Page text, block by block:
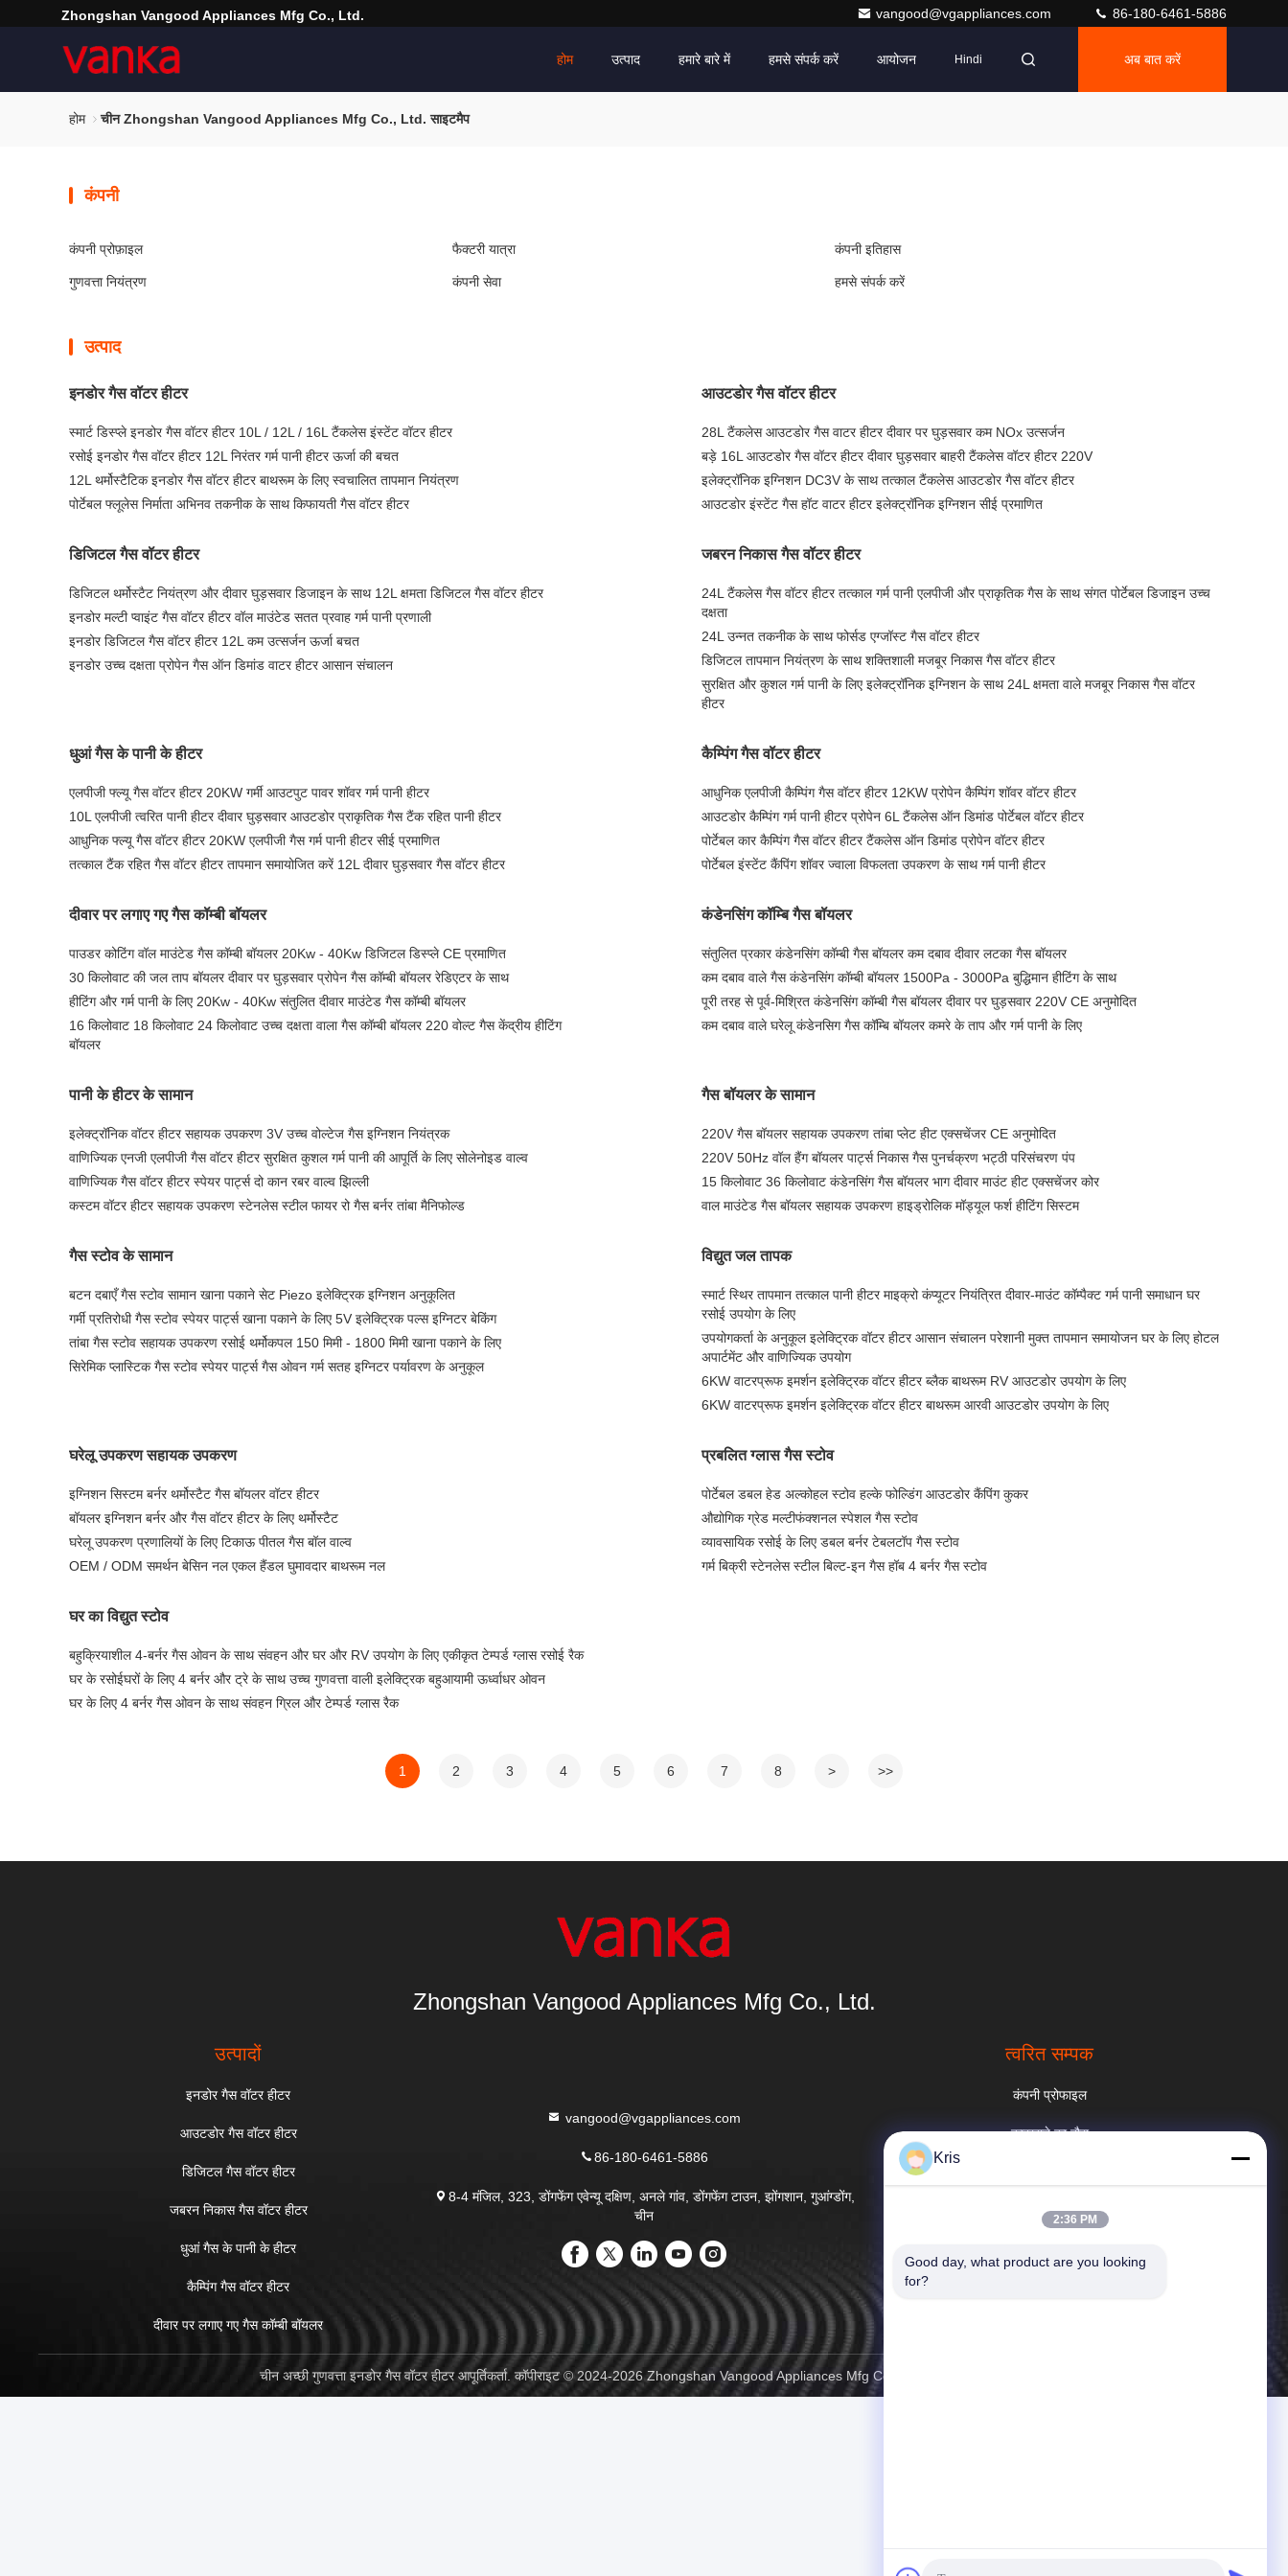
Zhongshan Vangood Appliances Mfg Co., Ltd. vangood@vgappliances.com 86-180-6461-5886
होम उत्पाद हमारे बारे में हमसे संपर्क करें आयोजन Hindi अब बात करें
होम चीन Zhongshan Vangood Appliances Mfg Co., Ltd. साइटमैप
कंपनी
कंपनी प्रोफ़ाइल फैक्टरी यात्रा कंपनी इतिहास
गुणवत्ता नियंत्रण कंपनी सेवा हमसे संपर्क करें
उत्पाद
इनडोर गैस वॉटर हीटर
स्मार्ट डिस्प्ले इनडोर गैस वॉटर हीटर 10L / 12L / 16L टैंकलेस इंस्टेंट वॉटर हीटर
रसोई इनडोर गैस वॉटर हीटर 12L निरंतर गर्म पानी हीटर ऊर्जा की बचत
12L थर्मोस्टैटिक इनडोर गैस वॉटर हीटर बाथरूम के लिए स्वचालित तापमान नियंत्रण
पोर्टेबल फ्लूलेस निर्माता अभिनव तकनीक के साथ किफायती गैस वॉटर हीटर
आउटडोर गैस वॉटर हीटर
28L टैंकलेस आउटडोर गैस वाटर हीटर दीवार पर घुड़सवार कम NOx उत्सर्जन
बड़े 16L आउटडोर गैस वॉटर हीटर दीवार घुड़सवार बाहरी टैंकलेस वॉटर हीटर 220V
इलेक्ट्रॉनिक इग्निशन DC3V के साथ तत्काल टैंकलेस आउटडोर गैस वॉटर हीटर
आउटडोर इंस्टेंट गैस हॉट वाटर हीटर इलेक्ट्रॉनिक इग्निशन सीई प्रमाणित
डिजिटल गैस वॉटर हीटर
डिजिटल थर्मोस्टैट नियंत्रण और दीवार घुड़सवार डिजाइन के साथ 12L क्षमता डिजिटल गैस वॉटर हीटर
इनडोर मल्टी प्वाइंट गैस वॉटर हीटर वॉल माउंटेड सतत प्रवाह गर्म पानी प्रणाली
इनडोर डिजिटल गैस वॉटर हीटर 12L कम उत्सर्जन ऊर्जा बचत
इनडोर उच्च दक्षता प्रोपेन गैस ऑन डिमांड वाटर हीटर आसान संचालन
जबरन निकास गैस वॉटर हीटर
24L टैंकलेस गैस वॉटर हीटर तत्काल गर्म पानी एलपीजी और प्राकृतिक गैस के साथ संगत पोर्टेबल डिजाइन उच्च
दक्षता
24L उन्नत तकनीक के साथ फोर्सड एग्जॉस्ट गैस वॉटर हीटर
डिजिटल तापमान नियंत्रण के साथ शक्तिशाली मजबूर निकास गैस वॉटर हीटर
सुरक्षित और कुशल गर्म पानी के लिए इलेक्ट्रॉनिक इग्निशन के साथ 24L क्षमता वाले मजबूर निकास गैस वॉटर
हीटर
धुआं गैस के पानी के हीटर
एलपीजी फ्ल्यू गैस वॉटर हीटर 20KW गर्मी आउटपुट पावर शॉवर गर्म पानी हीटर
10L एलपीजी त्वरित पानी हीटर दीवार घुड़सवार आउटडोर प्राकृतिक गैस टैंक रहित पानी हीटर
आधुनिक फ्ल्यू गैस वॉटर हीटर 20KW एलपीजी गैस गर्म पानी हीटर सीई प्रमाणित
तत्काल टैंक रहित गैस वॉटर हीटर तापमान समायोजित करें 12L दीवार घुड़सवार गैस वॉटर हीटर
कैम्पिंग गैस वॉटर हीटर
आधुनिक एलपीजी कैम्पिंग गैस वॉटर हीटर 12KW प्रोपेन कैम्पिंग शॉवर वॉटर हीटर
आउटडोर कैम्पिंग गर्म पानी हीटर प्रोपेन 6L टैंकलेस ऑन डिमांड पोर्टेबल वॉटर हीटर
पोर्टेबल कार कैम्पिंग गैस वॉटर हीटर टैंकलेस ऑन डिमांड प्रोपेन वॉटर हीटर
पोर्टेबल इंस्टेंट कैंपिंग शॉवर ज्वाला विफलता उपकरण के साथ गर्म पानी हीटर
दीवार पर लगाए गए गैस कॉम्बी बॉयलर
पाउडर कोटिंग वॉल माउंटेड गैस कॉम्बी बॉयलर 20Kw - 40Kw डिजिटल डिस्प्ले CE प्रमाणित
30 किलोवाट की जल ताप बॉयलर दीवार पर घुड़सवार प्रोपेन गैस कॉम्बी बॉयलर रेडिएटर के साथ
हीटिंग और गर्म पानी के लिए 20Kw - 40Kw संतुलित दीवार माउंटेड गैस कॉम्बी बॉयलर
16 किलोवाट 18 किलोवाट 24 किलोवाट उच्च दक्षता वाला गैस कॉम्बी बॉयलर 220 वोल्ट गैस केंद्रीय हीटिंग
बॉयलर
कंडेनसिंग कॉम्बि गैस बॉयलर
संतुलित प्रकार कंडेनसिंग कॉम्बी गैस बॉयलर कम दबाव दीवार लटका गैस बॉयलर
कम दबाव वाले गैस कंडेनसिंग कॉम्बी बॉयलर 1500Pa - 3000Pa बुद्धिमान हीटिंग के साथ
पूरी तरह से पूर्व-मिश्रित कंडेनसिंग कॉम्बी गैस बॉयलर दीवार पर घुड़सवार 220V CE अनुमोदित
कम दबाव वाले घरेलू कंडेनसिग गैस कॉम्बि बॉयलर कमरे के ताप और गर्म पानी के लिए
पानी के हीटर के सामान
इलेक्ट्रॉनिक वॉटर हीटर सहायक उपकरण 3V उच्च वोल्टेज गैस इग्निशन नियंत्रक
वाणिज्यिक एनजी एलपीजी गैस वॉटर हीटर सुरक्षित कुशल गर्म पानी की आपूर्ति के लिए सोलेनोइड वाल्व
वाणिज्यिक गैस वॉटर हीटर स्पेयर पार्ट्स दो कान रबर वाल्व झिल्ली
कस्टम वॉटर हीटर सहायक उपकरण स्टेनलेस स्टील फायर रो गैस बर्नर तांबा मैनिफोल्ड
गैस बॉयलर के सामान
220V गैस बॉयलर सहायक उपकरण तांबा प्लेट हीट एक्सचेंजर CE अनुमोदित
220V 50Hz वॉल हैंग बॉयलर पार्ट्स निकास गैस पुनर्चक्रण भट्ठी परिसंचरण पंप
15 किलोवाट 36 किलोवाट कंडेनसिंग गैस बॉयलर भाग दीवार माउंट हीट एक्सचेंजर कोर
वाल माउंटेड गैस बॉयलर सहायक उपकरण हाइड्रोलिक मॉड्यूल फर्श हीटिंग सिस्टम
गैस स्टोव के सामान
बटन दबाएँ गैस स्टोव सामान खाना पकाने सेट Piezo इलेक्ट्रिक इग्निशन अनुकूलित
गर्मी प्रतिरोधी गैस स्टोव स्पेयर पार्ट्स खाना पकाने के लिए 5V इलेक्ट्रिक पल्स इग्निटर बेकिंग
तांबा गैस स्टोव सहायक उपकरण रसोई थर्मोकपल 150 मिमी - 1800 मिमी खाना पकाने के लिए
सिरेमिक प्लास्टिक गैस स्टोव स्पेयर पार्ट्स गैस ओवन गर्म सतह इग्निटर पर्यावरण के अनुकूल
विद्युत जल तापक
स्मार्ट स्थिर तापमान तत्काल पानी हीटर माइक्रो कंप्यूटर नियंत्रित दीवार-माउंट कॉम्पैक्ट गर्म पानी समाधान घर
रसोई उपयोग के लिए
उपयोगकर्ता के अनुकूल इलेक्ट्रिक वॉटर हीटर आसान संचालन परेशानी मुक्त तापमान समायोजन घर के लिए होटल
अपार्टमेंट और वाणिज्यिक उपयोग
6KW वाटरप्रूफ इमर्शन इलेक्ट्रिक वॉटर हीटर ब्लैक बाथरूम RV आउटडोर उपयोग के लिए
6KW वाटरप्रूफ इमर्शन इलेक्ट्रिक वॉटर हीटर बाथरूम आरवी आउटडोर उपयोग के लिए
घरेलू उपकरण सहायक उपकरण
इग्निशन सिस्टम बर्नर थर्मोस्टैट गैस बॉयलर वॉटर हीटर
बॉयलर इग्निशन बर्नर और गैस वॉटर हीटर के लिए थर्मोस्टैट
घरेलू उपकरण प्रणालियों के लिए टिकाऊ पीतल गैस बॉल वाल्व
OEM / ODM समर्थन बेसिन नल एकल हैंडल घुमावदार बाथरूम नल
प्रबलित ग्लास गैस स्टोव
पोर्टेबल डबल हेड अल्कोहल स्टोव हल्के फोल्डिंग आउटडोर कैंपिंग कुकर
औद्योगिक ग्रेड मल्टीफंक्शनल स्पेशल गैस स्टोव
व्यावसायिक रसोई के लिए डबल बर्नर टेबलटॉप गैस स्टोव
गर्म बिक्री स्टेनलेस स्टील बिल्ट-इन गैस हॉब 4 बर्नर गैस स्टोव
घर का विद्युत स्टोव
बहुक्रियाशील 4-बर्नर गैस ओवन के साथ संवहन और घर और RV उपयोग के लिए एकीकृत टेम्पर्ड ग्लास रसोई रैक
घर के रसोईघरों के लिए 4 बर्नर और ट्रे के साथ उच्च गुणवत्ता वाली इलेक्ट्रिक बहुआयामी ऊर्ध्वाधर ओवन
घर के लिए 4 बर्नर गैस ओवन के साथ संवहन ग्रिल और टेम्पर्ड ग्लास रैक
1 2 3 4 5 6 7 8 > >>
Zhongshan Vangood Appliances Mfg Co., Ltd.
उत्पादों
इनडोर गैस वॉटर हीटर
आउटडोर गैस वॉटर हीटर
डिजिटल गैस वॉटर हीटर
जबरन निकास गैस वॉटर हीटर
धुआं गैस के पानी के हीटर
कैम्पिंग गैस वॉटर हीटर
दीवार पर लगाए गए गैस कॉम्बी बॉयलर
vangood@vgappliances.com
86-180-6461-5886
8-4 मंजिल, 323, डोंगफेंग एवेन्यू दक्षिण, अनले गांव, डोंगफेंग टाउन, झोंगशान, गुआंग्डोंग,
चीन
त्वरित सम्पक
कंपनी प्रोफाइल
कारखाने का दौरा
समाचार
चीन अच्छी गुणवत्ता इनडोर गैस वॉटर हीटर आपूर्तिकर्ता. कॉपीराइट © 2024-2026 Zhongshan Vangood Appliances Mfg Co., Ltd. . सर्वाधिकार सुरक्षित।
Kris
2:36 PM
Good day, what product are you looking
for?